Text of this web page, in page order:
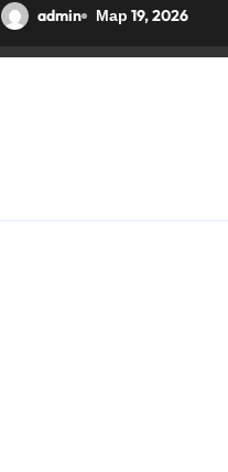
похоронных услуг в
admin Мар 19, 2026